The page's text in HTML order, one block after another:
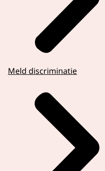
Meld discriminatie